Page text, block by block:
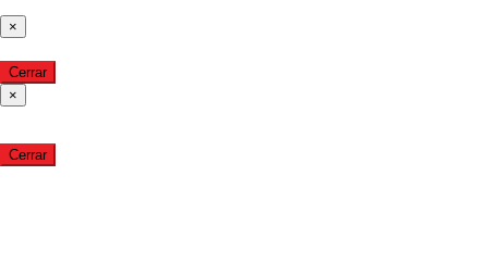
×
Cerrar
×
Cerrar